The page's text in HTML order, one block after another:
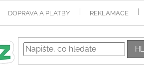
DOPRAVA A PLATBY REKLAMACE